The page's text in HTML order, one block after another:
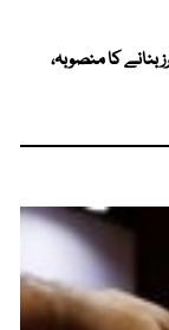
کا منصوبہ،